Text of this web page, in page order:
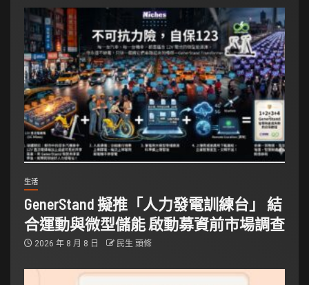
生活
GenerStand 擬推「人力發電訓練台」 結
合運動與微型儲能 啟動募資前市場調查
2026 年 8 月 8 日 民生 頭條